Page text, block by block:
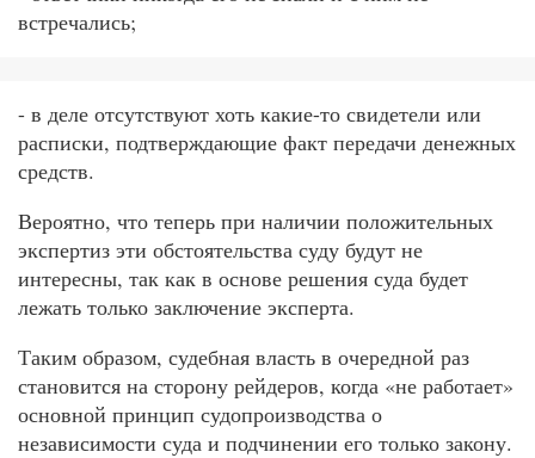
встречались;
- в деле отсутствуют хоть какие-то свидетели или
расписки, подтверждающие факт передачи денежных
средств.
Вероятно, что теперь при наличии положительных
экспертиз эти обстоятельства суду будут не
интересны, так как в основе решения суда будет
лежать только заключение эксперта.
Таким образом, судебная власть в очередной раз
становится на сторону рейдеров, когда «не работает»
основной принцип судопроизводства о
независимости суда и подчинении его только закону.